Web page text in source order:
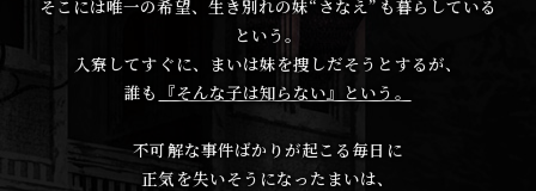
そこには唯一の希望、生き別れの妹“さなえ”も暮らしている
という。
入寮してすぐに、まいは妹を捜しだそうとするが、
誰も
『そんな子は知らない』という。
不可解な事件ばかりが起こる毎日に
正気を失いそうになったまいは、